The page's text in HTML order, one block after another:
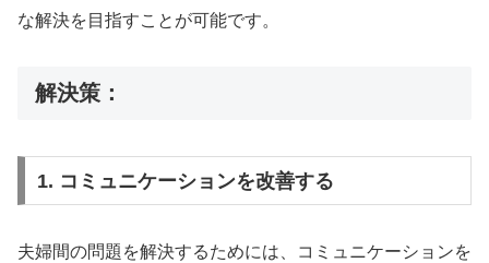
な解決を目指すことが可能です。
解決策：
1. コミュニケーションを改善する
夫婦間の問題を解決するためには、コミュニケーションを